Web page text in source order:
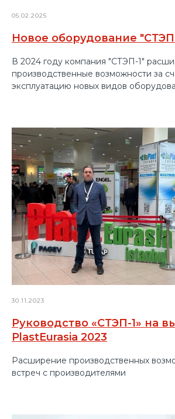
05.02.2025
Новое оборудование
В 2024 году компания "СТЭП-1"
производственные возможности за
эксплуатацию новых видов
30.11.2023
Руководство «СТЭП-1» на
PlastEurasia 2023
Расширение производственных
встреч с производителями